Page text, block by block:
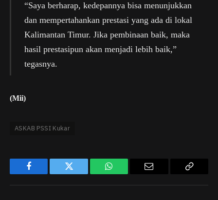
“Saya berharap, kedepannya bisa menunjukkan
dan mempertahankan prestasi yang ada di lokal
Kalimantan Timur. Jika pembinaan baik, maka
hasil prestasipun akan menjadi lebih baik,”
tegasnya.
(Mii)
ASKAB PSSI Kukar
Facebook Twitter WhatsApp